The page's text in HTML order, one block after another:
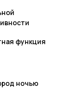
функция
ночью